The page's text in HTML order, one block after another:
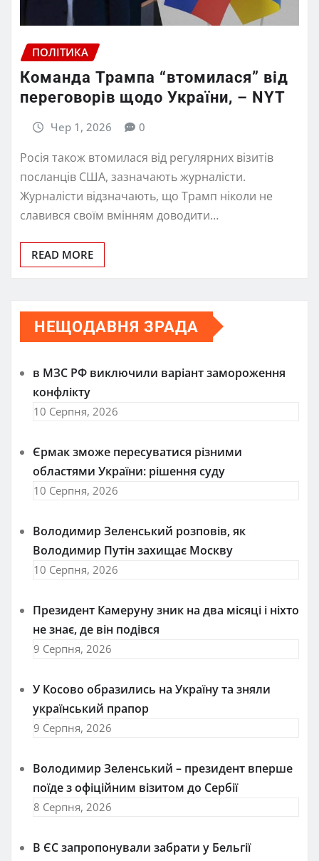
ПОЛІТИКА
Команда Трампа “втомилася” від
переговорів щодо України, – NYT
Чер 1, 2026 0
Росія також втомилася від регулярних візитів
посланців США, зазначають журналісти.
Журналісти відзначають, що Трамп ніколи не
славився своїм вмінням доводити…
READ MORE
НЕЩОДАВНЯ ЗРАДА
в МЗС РФ виключили варіант замороження
конфлікту
10 Серпня, 2026
Єрмак зможе пересуватися різними
областями України: рішення суду
10 Серпня, 2026
Володимир Зеленський розповів, як
Володимир Путін захищає Москву
10 Серпня, 2026
Президент Камеруну зник на два місяці і ніхто
не знає, де він подівся
9 Серпня, 2026
У Косово образились на Україну та зняли
український прапор
9 Серпня, 2026
Володимир Зеленський – президент вперше
поїде з офіційним візитом до Сербії
8 Серпня, 2026
В ЄС запропонували забрати у Бельгії